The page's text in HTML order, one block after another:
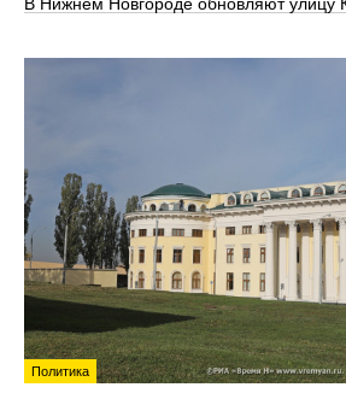
В Нижнем Новгороде обновляют улицу
Политика